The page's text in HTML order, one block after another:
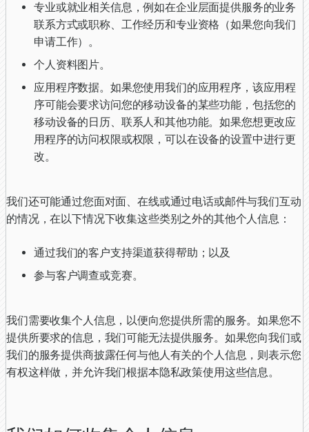
专业或就业相关信息，例如在企业层面提供服务的业务
联系方式或职称、工作经历和专业资格（如果您向我们
申请工作）。
个人资料图片。
应用程序数据。如果您使用我们的应用程序，该应用程
序可能会要求访问您的移动设备的某些功能，包括您的
移动设备的日历、联系人和其他功能。如果您想更改应
用程序的访问权限或权限，可以在设备的设置中进行更
改。
我们还可能通过您面对面、在线或通过电话或邮件与我们互动
的情况，在以下情况下收集这些类别之外的其他个人信息：
通过我们的客户支持渠道获得帮助；以及
参与客户调查或竞赛。
我们需要收集个人信息，以便向您提供所需的服务。如果您不
提供所要求的信息，我们可能无法提供服务。如果您向我们或
我们的服务提供商披露任何与他人有关的个人信息，则表示您
有权这样做，并允许我们根据本隐私政策使用这些信息。